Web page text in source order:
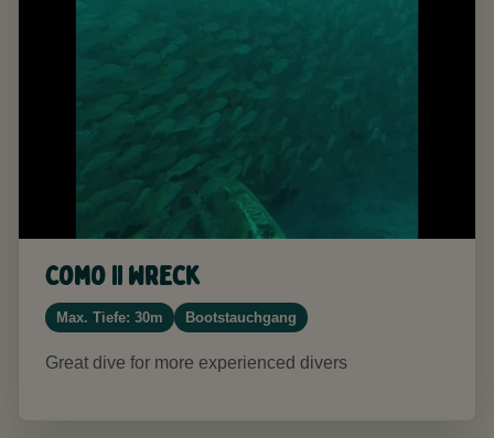
Como II Wreck
Max. Tiefe: 30m Bootstauchgang
Great dive for more experienced divers